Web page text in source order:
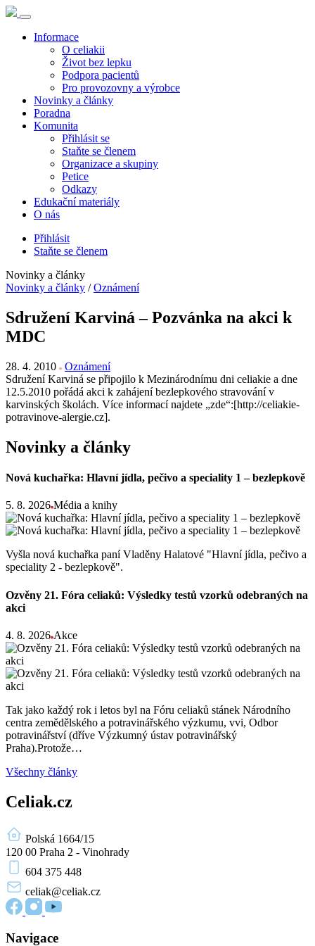
Informace
O celiakii
Život bez lepku
Podpora pacientů
Pro provozovny a výrobce
Novinky a články
Poradna
Komunita
Přihlásit se
Staňte se členem
Organizace a skupiny
Petice
Odkazy
Edukační materiály
O nás
Přihlásit
Staňte se členem
Novinky a články
Novinky a články / Oznámení
Sdružení Karviná – Pozvánka na akci k
MDC
28. 4. 2010
Oznámení
Sdružení Karviná se připojilo k Mezinárodnímu dni celiakie a dne
12.5.2010 pořádá akci k zahájení bezlepkového stravování v
karvinských školách. Více informací najdete „zde“:[http://celiakie-
potravinove-alergie.cz].
Novinky a články
Nová kuchařka: Hlavní jídla, pečivo a speciality 1 – bezlepkově
5. 8. 2026 Média a knihy
Vyšla nová kuchařka paní Vladěny Halatové "Hlavní jídla, pečivo a
speciality 2 - bezlepkově".
Ozvěny 21. Fóra celiaků: Výsledky testů vzorků odebraných na
akci
4. 8. 2026 Akce
Tak jako každý rok i letos byl na Fóru celiaků stánek Národního
centra zemědělského a potravinářského výzkumu, vvi, Odbor
potravinářství (dříve Výzkumný ústav potravinářský
Praha).Protože…
Všechny články
Celiak.cz
Polská 1664/15
120 00 Praha 2 - Vinohrady
604 375 448
celiak@celiak.cz
Navigace